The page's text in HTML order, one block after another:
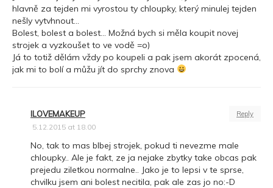
hlavně za tejden mi vyrostou ty chloupky, který minulej tejden
nešly vytvhnout…
Bolest, bolest a bolest… Možná bych si měla koupit novej
strojek a vyzkoušet to ve vodě =o)
Já to totiž dělám vždy po koupeli a pak jsem akorát zpocená,
jak mi to bolí a můžu jít do sprchy znova
Reply
ILOVEMAKEUP
5.12.2015 at 18.00
No, tak to mas blbej strojek, pokud ti nevezme male
chloupky.. Ale je fakt, ze ja nejake zbytky take obcas pak
prejedu ziletkou normalne.. Jako je to lepsi v te sprse,
chvilku jsem ani bolest necitila, pak ale zas jo no:-D